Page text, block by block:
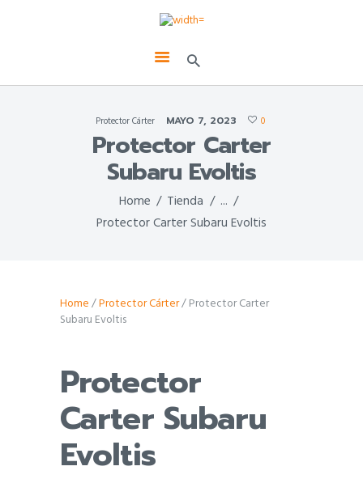
Protector Cárter MAYO 7, 2023 0
Protector Carter
Subaru Evoltis
Home Tienda
...
Protector Carter Subaru Evoltis
Home/Protector Cárter/ Protector Carter
Subaru Evoltis
Protector
Carter Subaru
Evoltis